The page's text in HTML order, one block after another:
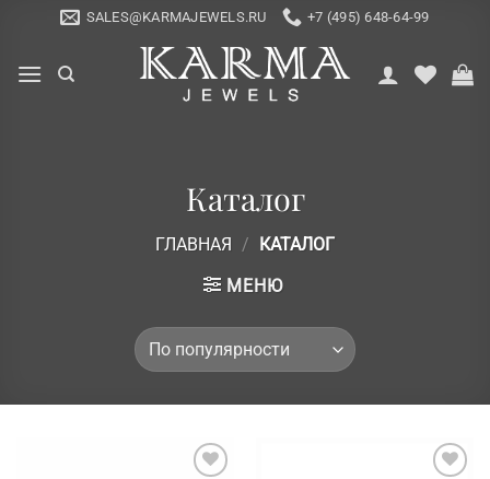
content
SALES@KARMAJEWELS.RU +7 (495) 648-64-99
Каталог
ГЛАВНАЯ /
КАТАЛОГ
МЕНЮ